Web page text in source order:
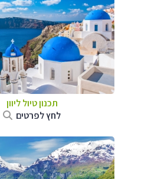
תכנון טיול ליוון
לחץ לפרטים